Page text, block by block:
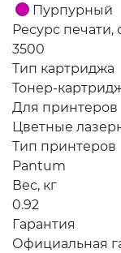
Пурпурный
Ресурс печати,
3500
Тип картриджа
Тонер-
Для принтеров
Цветные
Тип принтеров
Pantum
Вес, кг
0.92
Гарантия
Официальная